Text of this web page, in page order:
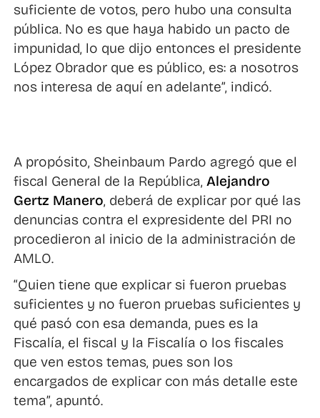
suficiente de votos, pero hubo una consulta
pública. No es que haya habido un pacto de
impunidad, lo que dijo entonces el presidente
López Obrador que es público, es: a nosotros
nos interesa de aquí en adelante”, indicó.
A propósito, Sheinbaum Pardo agregó que el
fiscal General de la República,Alejandro
Gertz Manero, deberá de explicar por qué las
denuncias contra el expresidente del PRI no
procedieron al inicio de la administración de
AMLO.
“Quien tiene que explicar si fueron pruebas
suficientes y no fueron pruebas suficientes y
qué pasó con esa demanda, pues es la
Fiscalía, el fiscal y la Fiscalía o los fiscales
que ven estos temas, pues son los
encargados de explicar con más detalle este
tema”, apuntó.